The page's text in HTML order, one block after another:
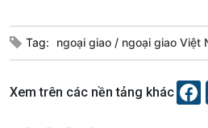
Tag: ngoại giao ngoại giao Việt
Xem trên các nền tảng khác